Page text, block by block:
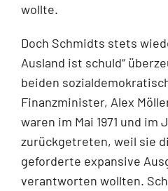
wollte.
Doch Schmidts stets
Ausland ist schuld“
beiden
Finanzminister, Alex
waren im Mai 1971 und im
zurückgetreten, weil sie
geforderte expansive
verantworten wollten.